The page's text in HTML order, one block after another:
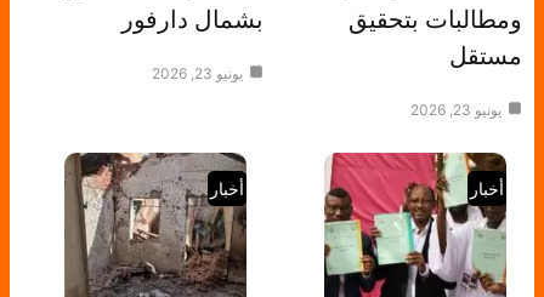
ومطالبات بتحقيق
مستقل
يونيو 23, 2026
بشمال دارفور
يونيو 23, 2026
أخبار أخبار